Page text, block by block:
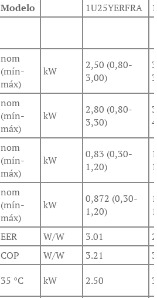
Modelo 1U25YERFRA
nom
(mín-
máx)
kW
2,50 (0,80-
3,00)
nom
(mín-
máx)
kW
2,80 (0,80-
3,30)
nom
(mín-
máx)
kW
0,83 (0,30-
1,20)
nom
(mín-
máx)
kW
0,872 (0,30-
1,20)
EER W/W 3.01
COP
W/W 3.21
35 °C kW 2.50